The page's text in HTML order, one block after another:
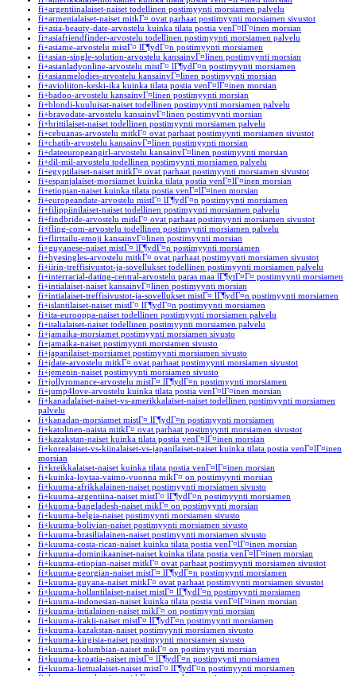
fi+argentiinalaiset-naiset todellinen postimyynti morsiamen palvelu
fi+armenialaiset-naiset mitkГ¤ ovat parhaat postimyynti morsiamen sivustot
fi+asia-beauty-date-arvostelu kuinka tilata postia venГ¤lГ¤inen morsian
fi+asiafriendfinder-arvostelu todellinen postimyynti morsiamen palvelu
fi+asiame-arvostelu mistГ¤ lГ¶ydГ¤n postimyynti morsiamen
fi+asian-single-solution-arvostelu kansainvГ¤linen postimyynti morsian
fi+asianladyonline-arvostelu mistГ¤ lГ¶ydГ¤n postimyynti morsiamen
fi+asianmelodies-arvostelu kansainvГ¤linen postimyynti morsian
fi+avioliiton-keski-ika kuinka tilata postia venГ¤lГ¤inen morsian
fi+badoo-arvostelu kansainvГ¤linen postimyynti morsian
fi+blondi-kuuluisat-naiset todellinen postimyynti morsiamen palvelu
fi+bravodate-arvostelu kansainvГ¤linen postimyynti morsian
fi+brittilaiset-naiset todellinen postimyynti morsiamen palvelu
fi+cebuanas-arvostelu mitkГ¤ ovat parhaat postimyynti morsiamen sivustot
fi+chatib-arvostelu kansainvГ¤linen postimyynti morsian
fi+dateeuropeangirl-arvostelu kansainvГ¤linen postimyynti morsian
fi+dil-mil-arvostelu todellinen postimyynti morsiamen palvelu
fi+egyptilaiset-naiset mitkГ¤ ovat parhaat postimyynti morsiamen sivustot
fi+espanjalaiset-morsiamet kuinka tilata postia venГ¤lГ¤inen morsian
fi+etiopian-naiset kuinka tilata postia venГ¤lГ¤inen morsian
fi+europeandate-arvostelu mistГ¤ lГ¶ydГ¤n postimyynti morsiamen
fi+filippiinilaiset-naiset todellinen postimyynti morsiamen palvelu
fi+findbride-arvostelu mitkГ¤ ovat parhaat postimyynti morsiamen sivustot
fi+fling-com-arvostelu todellinen postimyynti morsiamen palvelu
fi+flirttailu-emoji kansainvГ¤linen postimyynti morsian
fi+guyanese-naiset mistГ¤ lГ¶ydГ¤n postimyynti morsiamen
fi+hyesingles-arvostelu mitkГ¤ ovat parhaat postimyynti morsiamen sivustot
fi+iirin-treffisivustot-ja-sovellukset todellinen postimyynti morsiamen palvelu
fi+interracial-dating-central-arvostelu paras maa lГ¶ytГ¤Г¤ postimyynti morsiamen
fi+intialaiset-naiset kansainvГ¤linen postimyynti morsian
fi+intialaiset-treffisivustot-ja-sovellukset mistГ¤ lГ¶ydГ¤n postimyynti morsiamen
fi+islantilaiset-naiset mistГ¤ lГ¶ydГ¤n postimyynti morsiamen
fi+ita-eurooppa-naiset todellinen postimyynti morsiamen palvelu
fi+italialaiset-naiset todellinen postimyynti morsiamen palvelu
fi+jamaika-morsiamet postimyynti morsiamen sivusto
fi+jamaika-naiset postimyynti morsiamen sivusto
fi+japanilaiset-morsiamet postimyynti morsiamen sivusto
fi+jdate-arvostelu mitkГ¤ ovat parhaat postimyynti morsiamen sivustot
fi+jemenin-naiset postimyynti morsiamen sivusto
fi+jollyromance-arvostelu mistГ¤ lГ¶ydГ¤n postimyynti morsiamen
fi+jump4love-arvostelu kuinka tilata postia venГ¤lГ¤inen morsian
fi+kanadalaiset-naiset-vs-amerikkalaiset-naiset todellinen postimyynti morsiamen
palvelu
fi+kanadan-morsiamet mistГ¤ lГ¶ydГ¤n postimyynti morsiamen
fi+katolinen-naista mitkГ¤ ovat parhaat postimyynti morsiamen sivustot
fi+kazakstan-naiset kuinka tilata postia venГ¤lГ¤inen morsian
fi+korealaiset-vs-kiinalaiset-vs-japanilaiset-naiset kuinka tilata postia venГ¤lГ¤inen
morsian
fi+kreikkalaiset-naiset kuinka tilata postia venГ¤lГ¤inen morsian
fi+kuinka-loytaa-vaimo-vuonna mikГ¤ on postimyynti morsian
fi+kuuma-afrikkalainen-naiset postimyynti morsiamen sivusto
fi+kuuma-argentiina-naiset mistГ¤ lГ¶ydГ¤n postimyynti morsiamen
fi+kuuma-bangladesh-naiset mikГ¤ on postimyynti morsian
fi+kuuma-belgia-naiset postimyynti morsiamen sivusto
fi+kuuma-bolivian-naiset postimyynti morsiamen sivusto
fi+kuuma-brasilialainen-naiset postimyynti morsiamen sivusto
fi+kuuma-costa-rican-naiset kuinka tilata postia venГ¤lГ¤inen morsian
fi+kuuma-dominikaaniset-naiset kuinka tilata postia venГ¤lГ¤inen morsian
fi+kuuma-etiopian-naiset mitkГ¤ ovat parhaat postimyynti morsiamen sivustot
fi+kuuma-georgian-naiset mistГ¤ lГ¶ydГ¤n postimyynti morsiamen
fi+kuuma-guyana-naiset mitkГ¤ ovat parhaat postimyynti morsiamen sivustot
fi+kuuma-hollantilaiset-naiset mistГ¤ lГ¶ydГ¤n postimyynti morsiamen
fi+kuuma-indonesian-naiset kuinka tilata postia venГ¤lГ¤inen morsian
fi+kuuma-intialainen-naiset mikГ¤ on postimyynti morsian
fi+kuuma-irakii-naiset mistГ¤ lГ¶ydГ¤n postimyynti morsiamen
fi+kuuma-kazakstan-naiset postimyynti morsiamen sivusto
fi+kuuma-kirgisia-naiset postimyynti morsiamen sivusto
fi+kuuma-kolumbian-naiset mikГ¤ on postimyynti morsian
fi+kuuma-kroatia-naiset mistГ¤ lГ¶ydГ¤n postimyynti morsiamen
fi+kuuma-liettualaiset-naiset mistГ¤ lГ¶ydГ¤n postimyynti morsiamen